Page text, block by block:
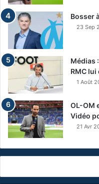
Bosser
23 Sep
Médias
RMC
1 Août
OL-OM
Vidéo
21 Avr